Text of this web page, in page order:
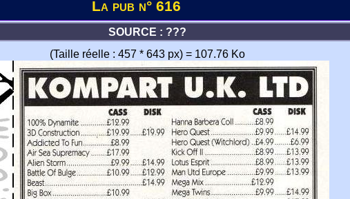
La pub n° 616
SOURCE : ???
(Taille réelle : 457 * 643 px) = 107.76 Ko